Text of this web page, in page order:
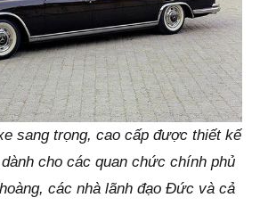
sang trọng, cao cấp được thiết kế
cho các quan chức chính phủ
các nhà lãnh đạo Đức và cả